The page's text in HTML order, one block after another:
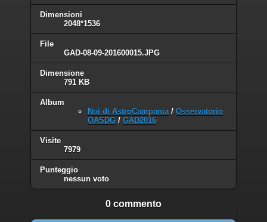
Dimensioni
2048*1536
File
GAD-08-09-201600015.JPG
Dimensione
791 KB
Album
Noi di AstroCampania / Osservatorio
OASDG / GAD2016
Visite
7979
Punteggio
nessun voto
0 commento